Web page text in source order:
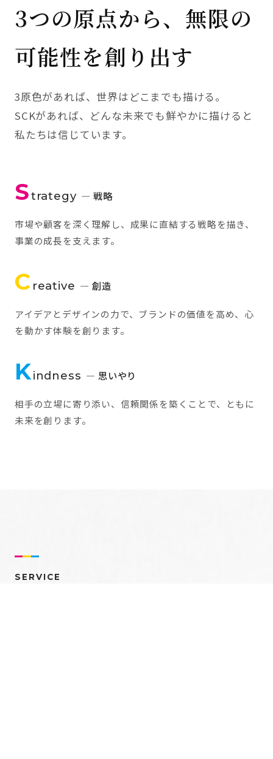
3つの原点から、無限の
可能性を創り出す
3原色があれば、世界はどこまでも描ける。
SCKがあれば、どんな未来でも鮮やかに描けると
私たちは信じています。
Strategy — 戦略
市場や顧客を深く理解し、成果に直結する戦略を描き、
事業の成長を支えます。
C reative — 創造
アイデアとデザインの力で、ブランドの価値を高め、心
を動かす体験を創ります。
Kindness — 思いやり
相手の立場に寄り添い、信頼関係を築くことで、ともに
未来を創ります。
SERVICE